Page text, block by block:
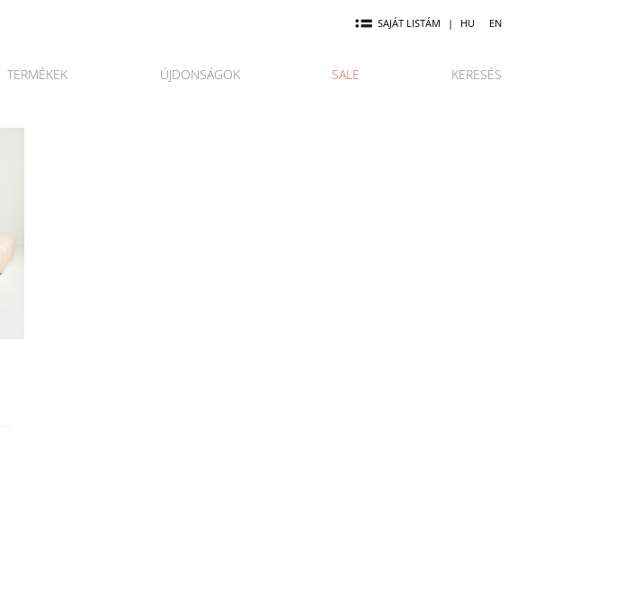
SAJÁT LISTÁM | HU EN
TERMÉKEK ÚJDONSÁGOK SALE KERESÉS